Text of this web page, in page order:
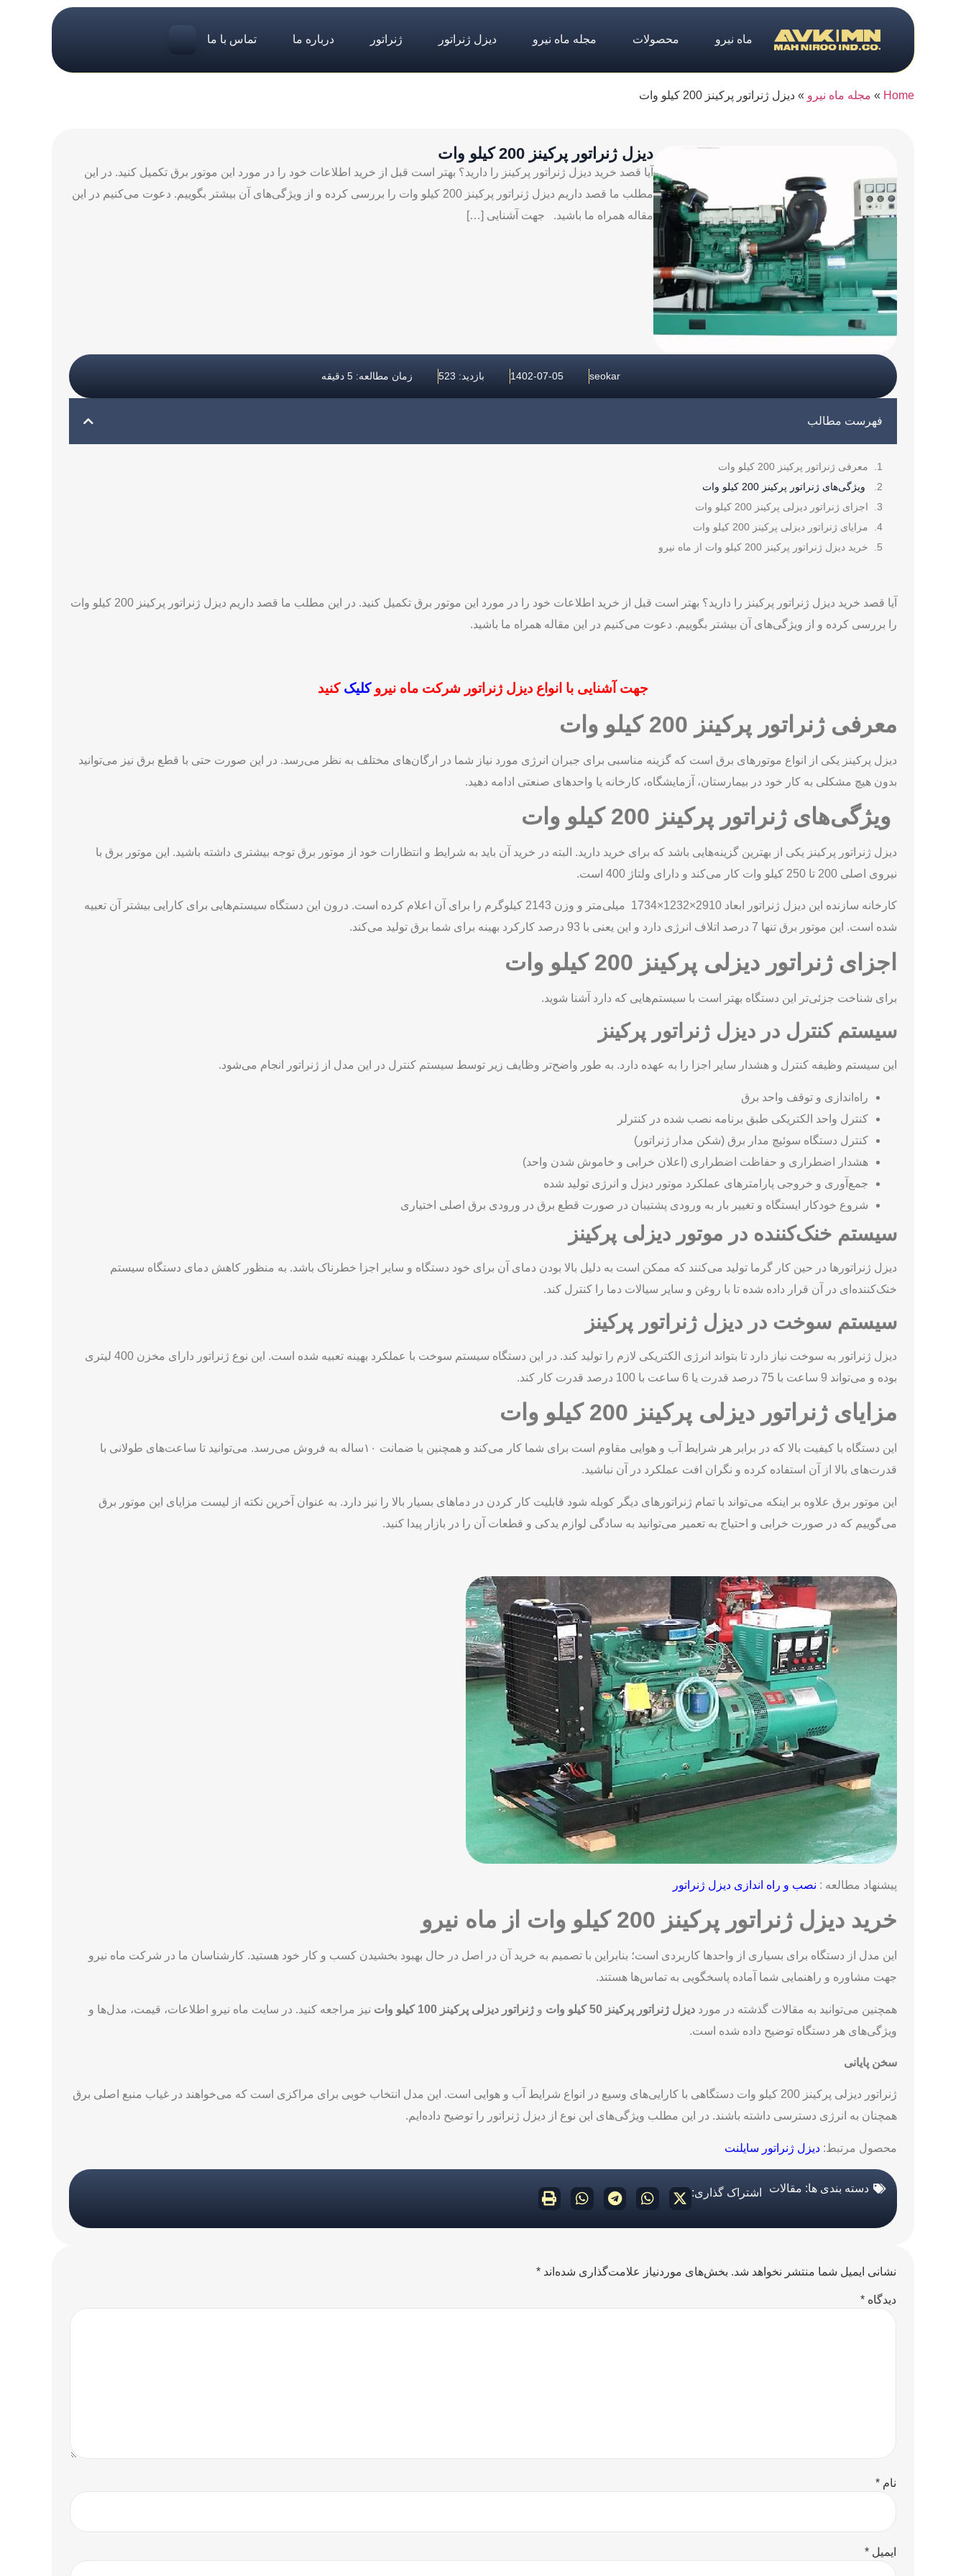
ماه نیرو محصولات مجله ماه نیرو دیزل ژنراتور ژنراتور درباره ما تماس با ما
Home
» مجله ماه نیرو » دیزل ژنراتور پرکینز 200 کیلو وات
دیزل ژنراتور پرکینز 200 کیلو وات
آیا قصد خرید دیزل ژنراتور پرکینز را دارید؟ بهتر است قبل از خرید اطلاعات خود را در مورد این موتور برق تکمیل کنید. در این
مطلب ما قصد داریم دیزل ژنراتور پرکینز 200 کیلو وات را بررسی کرده و از ویژگی‌های آن بیشتر بگوییم. دعوت می‌کنیم در این
مقاله همراه ما باشید. جهت آشنایی […]
seokar
1402-07-05 بازدید: 523 زمان مطالعه: 5 دقیقه
فهرست مطالب
معرفی ژنراتور پرکینز 200 کیلو وات
ویژگی‌های ژنراتور پرکینز 200 کیلو وات
اجزای ژنراتور دیزلی پرکینز 200 کیلو وات
مزایای ژنراتور دیزلی پرکینز 200 کیلو وات
خرید دیزل ژنراتور پرکینز 200 کیلو وات از ماه نیرو
آیا قصد خرید دیزل ژنراتور پرکینز را دارید؟ بهتر است قبل از خرید اطلاعات خود را در مورد این موتور برق تکمیل کنید. در این مطلب ما قصد داریم دیزل ژنراتور پرکینز 200 کیلو وات
را بررسی کرده و از ویژگی‌های آن بیشتر بگوییم. دعوت می‌کنیم در این مقاله همراه ما باشید.
جهت آشنایی با انواع دیزل ژنراتور شرکت ماه نیروکلیک کنید
معرفی ژنراتور پرکینز 200 کیلو وات
دیزل پرکینز یکی از انواع موتورهای برق است که گزینه مناسبی برای جبران انرژی مورد نیاز شما در ارگان‌های مختلف به نظر می‌رسد. در این صورت حتی با قطع برق نیز می‌توانید
بدون هیچ مشکلی به کار خود در بیمارستان، آزمایشگاه، کارخانه یا واحدهای صنعتی ادامه دهید.
ویژگی‌های ژنراتور پرکینز 200 کیلو وات
دیزل ژنراتور پرکینز یکی از بهترین گزینه‌هایی باشد که برای خرید دارید. البته در خرید آن باید به شرایط و انتظارات خود از موتور برق توجه بیشتری داشته باشید. این موتور برق با
نیروی اصلی 200 تا 250 کیلو وات کار می‌کند و دارای ولتاژ 400 است.
کارخانه سازنده این دیزل ژنراتور ابعاد 2910×1232×1734 میلی‌متر و وزن 2143 کیلوگرم را برای آن اعلام کرده است. درون این دستگاه سیستم‌هایی برای کارایی بیشتر آن تعبیه
شده است. این موتور برق تنها 7 درصد اتلاف انرژی دارد و این یعنی با 93 درصد کارکرد بهینه برای شما برق تولید می‌کند.
اجزای ژنراتور دیزلی پرکینز 200 کیلو وات
برای شناخت جزئی‌تر این دستگاه بهتر است با سیستم‌هایی که دارد آشنا شوید.
سیستم کنترل در دیزل ژنراتور پرکینز
این سیستم وظیفه کنترل و هشدار سایر اجزا را به عهده دارد. به طور واضح‌تر وظایف زیر توسط سیستم کنترل در این مدل از ژنراتور انجام می‌شود.
راه‌اندازی و توقف واحد برق
کنترل واحد الکتریکی طبق برنامه نصب شده در کنترلر
کنترل دستگاه سوئیچ مدار برق (شکن مدار ژنراتور)
هشدار اضطراری و حفاظت اضطراری (اعلان خرابی و خاموش شدن واحد)
جمع‌آوری و خروجی پارامترهای عملکرد موتور دیزل و انرژی تولید شده
شروع خودکار ایستگاه و تغییر بار به ورودی پشتیبان در صورت قطع برق در ورودی برق اصلی اختیاری
سیستم خنک‌کننده در موتور دیزلی پرکینز
دیزل ژنراتورها در حین کار گرما تولید می‌کنند که ممکن است به دلیل بالا بودن دمای آن برای خود دستگاه و سایر اجزا خطرناک باشد. به منظور کاهش دمای دستگاه سیستم
خنک‌کننده‌ای در آن قرار داده شده تا با روغن و سایر سیالات دما را کنترل کند.
سیستم سوخت در دیزل ژنراتور پرکینز
دیزل ژنراتور به سوخت نیاز دارد تا بتواند انرژی الکتریکی لازم را تولید کند. در این دستگاه سیستم سوخت با عملکرد بهینه تعبیه شده است. این نوع ژنراتور دارای مخزن 400 لیتری
بوده و می‌تواند 9 ساعت با 75 درصد قدرت یا 6 ساعت با 100 درصد قدرت کار کند.
مزایای ژنراتور دیزلی پرکینز 200 کیلو وات
این دستگاه با کیفیت بالا که در برابر هر شرایط آب و هوایی مقاوم است برای شما کار می‌کند و همچنین با ضمانت ۱۰ساله به فروش می‌رسد. می‌توانید تا ساعت‌های طولانی با
قدرت‌های بالا از آن استفاده کرده و نگران افت عملکرد در آن نباشید.
این موتور برق علاوه بر اینکه می‌تواند با تمام ژنراتورهای دیگر کوبله شود قابلیت کار کردن در دماهای بسیار بالا را نیز دارد. به عنوان آخرین نکته از لیست مزایای این موتور برق
می‌گوییم که در صورت خرابی و احتیاج به تعمیر می‌توانید به سادگی لوازم یدکی و قطعات آن را در بازار پیدا کنید.
پیشنهاد مطالعه : نصب و راه اندازی دیزل ژنراتور
خرید دیزل ژنراتور پرکینز 200 کیلو وات از ماه نیرو
این مدل از دستگاه برای بسیاری از واحدها کاربردی است؛ بنابراین با تصمیم به خرید آن در اصل در حال بهبود بخشیدن کسب و کار خود هستید. کارشناسان ما در شرکت ماه نیرو
جهت مشاوره و راهنمایی شما آماده پاسخگویی به تماس‌ها هستند.
همچنین می‌توانید به مقالات گذشته در مورد دیزل ژنراتور پرکینز 50 کیلو وات و ژنراتور دیزلی پرکینز 100 کیلو وات
نیز مراجعه کنید. در سایت ماه نیرو اطلاعات، قیمت، مدل‌ها و
ویژگی‌های هر دستگاه توضیح داده شده است.
سخن پایانی
ژنراتور دیزلی پرکینز 200 کیلو وات دستگاهی با کارایی‌های وسیع در انواع شرایط آب و هوایی است. این مدل انتخاب خوبی برای مراکزی است که می‌خواهند در غیاب منبع اصلی برق
همچنان به انرژی دسترسی داشته باشند. در این مطلب ویژگی‌های این نوع از دیزل ژنراتور را توضیح داده‌ایم.
محصول مرتبط: دیزل ژنراتور سایلنت
دسته بندی ها: مقالات اشتراک گذاری:
نشانی ایمیل شما منتشر نخواهد شد. بخش‌های موردنیاز علامت‌گذاری شده‌اند *
دیدگاه *
نام *
ایمیل *